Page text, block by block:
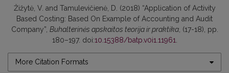
Žižytė, V. and Tamulevičienė, D. (2018) “Application of Activity
Based Costing: Based On Example of Accounting and Audit
Company”, Buhalterinės apskaitos teorija ir praktika, (17-18), pp.
180–197. doi:10.15388/batp.v0i1.11961.
More Citation Formats